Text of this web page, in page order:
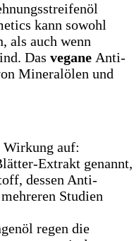
kann sowohl
als auch wenn
Das vegane Anti-
Mineralölen und
Wirkung auf:
Extrakt genannt,
dessen Anti-
Studien
regen die